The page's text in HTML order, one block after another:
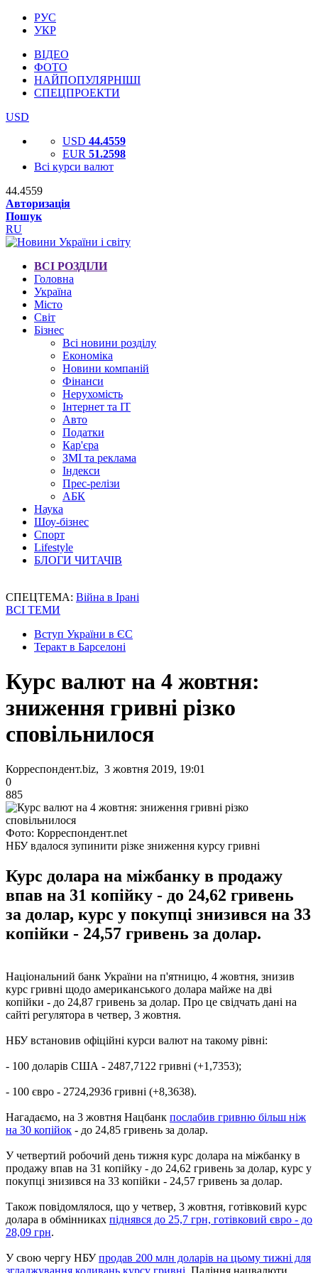
РУС
УКР
ВІДЕО
ФОТО
НАЙПОПУЛЯРНІШІ
СПЕЦПРОЕКТИ
USD
USD 44.4559
EUR 51.2598
Всі курси валют
44.4559
Авторизація
Пошук
RU
ВСІ РОЗДІЛИ
Головна
Україна
Місто
Світ
Бізнес
Всі новини розділу
Економіка
Новини компаній
Фінанси
Нерухомість
Інтернет та IT
Авто
Податки
Кар'єра
ЗМІ та реклама
Індекси
Прес-релізи
АБК
Наука
Шоу-бізнес
Спорт
Lifestyle
БЛОГИ ЧИТАЧІВ
СПЕЦТЕМА: Війна в Ірані
ВСІ ТЕМИ
Вступ України в ЄС
Теракт в Барселоні
Курс валют на 4 жовтня:
зниження гривні різко
сповільнилося
Корреспондент.biz, 3 жовтня 2019, 19:01
0
885
Фото: Корреспондент.net
НБУ вдалося зупинити різке зниження курсу гривні
Курс долара на міжбанку в продажу
впав на 31 копійку - до 24,62 гривень
за долар, курс у покупці знизився на 33
копійки - 24,57 гривень за долар.
Національний банк України на п'ятницю, 4 жовтня, знизив
курс гривні щодо американського долара майже на дві
копійки - до 24,87 гривень за долар. Про це свідчать дані на
сайті регулятора в четвер, 3 жовтня.
НБУ встановив офіційні курси валют на такому рівні:
- 100 доларів США - 2487,7122 гривні (+1,7353);
- 100 євро - 2724,2936 гривні (+8,3638).
Нагадаємо, на 3 жовтня Нацбанк послабив гривню більш ніж
на 30 копійок - до 24,85 гривень за долар.
У четвертий робочий день тижня курс долара на міжбанку в
продажу впав на 31 копійку - до 24,62 гривень за долар, курс у
покупці знизився на 33 копійки - 24,57 гривень за долар.
Також повідомлялося, що у четвер, 3 жовтня, готівковий курс
долара в обмінниках піднявся до 25,7 грн, готівковий євро - до
28,09 грн.
У свою чергу НБУпродав 200 млн доларів на цьому тижні для
згладжування коливань курсу гривні . Падіння нацвалюти